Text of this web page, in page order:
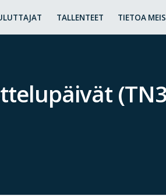
TALLENTEET TIETOA